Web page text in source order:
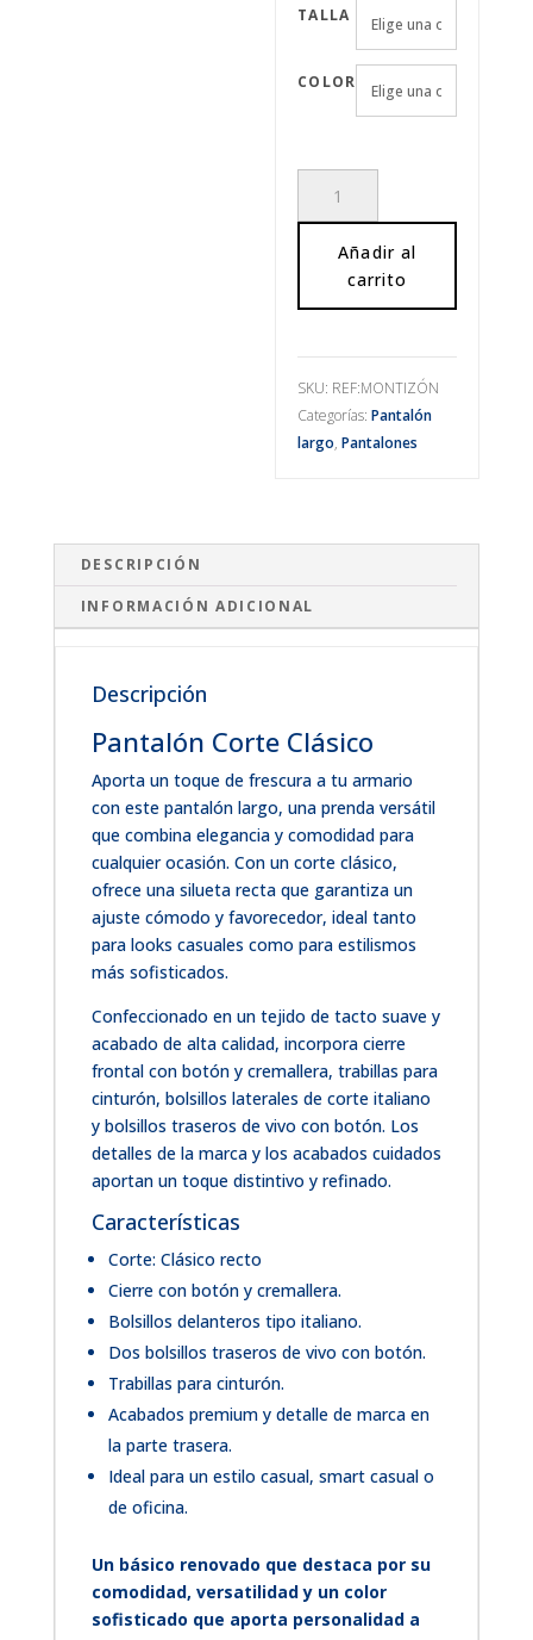
TALLA
COLOR
Añadir al
carrito
SKU: REF:MONTIZÓN
Categorías:Pantalón
largo,Pantalones
DESCRIPCIÓN
INFORMACIÓN ADICIONAL
Descripción
Pantalón Corte Clásico
Aporta un toque de frescura a tu armario
con este pantalón largo, una prenda versátil
que combina elegancia y comodidad para
cualquier ocasión. Con un corte clásico,
ofrece una silueta recta que garantiza un
ajuste cómodo y favorecedor, ideal tanto
para looks casuales como para estilismos
más sofisticados.
Confeccionado en un tejido de tacto suave y
acabado de alta calidad, incorpora cierre
frontal con botón y cremallera, trabillas para
cinturón, bolsillos laterales de corte italiano
y bolsillos traseros de vivo con botón. Los
detalles de la marca y los acabados cuidados
aportan un toque distintivo y refinado.
Características
Corte: Clásico recto
Cierre con botón y cremallera.
Bolsillos delanteros tipo italiano.
Dos bolsillos traseros de vivo con botón.
Trabillas para cinturón.
Acabados premium y detalle de marca en
la parte trasera.
Ideal para un estilo casual, smart casual o
de oficina.
Un básico renovado que destaca por su
comodidad, versatilidad y un color
sofisticado que aporta personalidad a